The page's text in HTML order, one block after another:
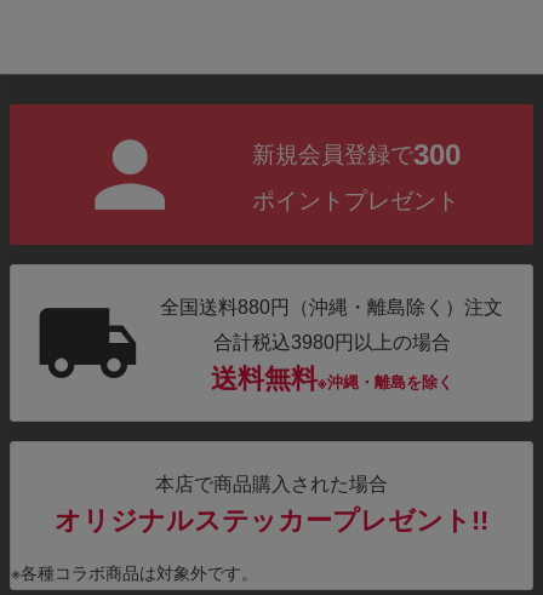
新規会員登録で300
ポイントプレゼント
全国送料880円（沖縄・離島除く）注文
合計税込3980円以上の場合
送料無料※沖縄・離島を除く
本店で商品購入された場合
オリジナルステッカープレゼント!!
※各種コラボ商品は対象外です。